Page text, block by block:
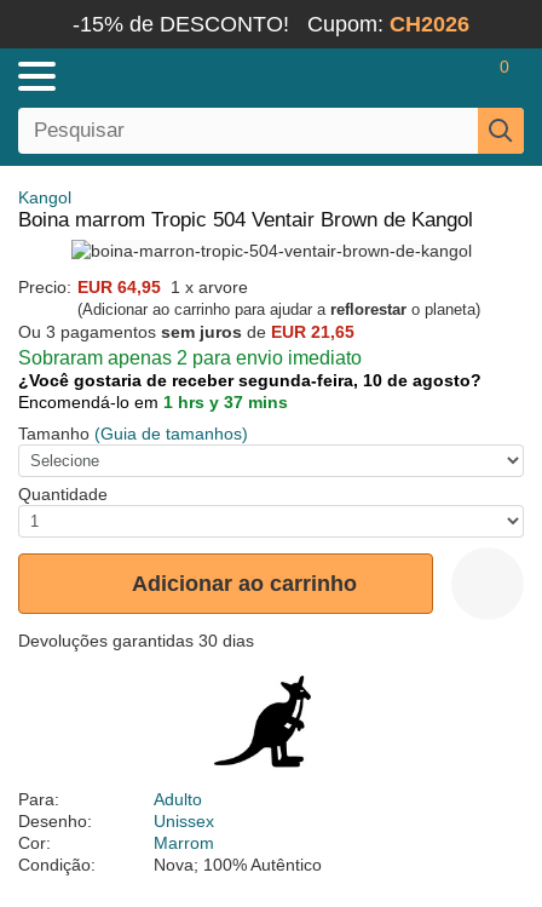
-15% de DESCONTO! Cupom: CH2026
0
Kangol
Boina marrom Tropic 504 Ventair Brown de Kangol
Precio: EUR 64,95 1 x arvore
(Adicionar ao carrinho para ajudar a reflorestar o planeta)
Ou 3 pagamentos sem juros de EUR 21,65
Sobraram apenas 2 para envio imediato
¿Você gostaria de receber segunda-feira, 10 de agosto?
Encomendá-lo em 1 hrs y 37 mins
Tamanho (Guia de tamanhos)
Quantidade
Adicionar ao carrinho
Devoluções garantidas 30 dias
Para:
Adulto
Desenho:
Unissex
Cor:
Marrom
Condição:
Nova; 100% Autêntico